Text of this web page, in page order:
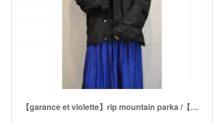
【garance et violette】rip mountain parka /【ギャランスエトヴィオレット】リップマウンテンパーカー